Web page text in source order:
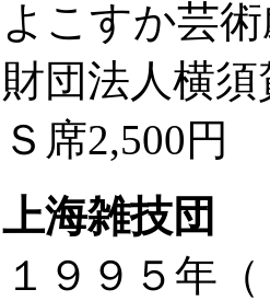
こすか芸
法人横須
2,500円
上海雑技団
９９５年